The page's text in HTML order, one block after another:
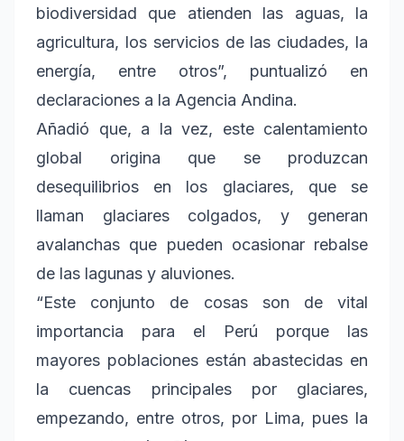
biodiversidad que atienden las aguas, la
agricultura, los servicios de las ciudades, la
energía, entre otros”, puntualizó en
declaraciones a la Agencia Andina.
Añadió que, a la vez, este calentamiento
global origina que se produzcan
desequilibrios en los glaciares, que se
llaman glaciares colgados, y generan
avalanchas que pueden ocasionar rebalse
de las lagunas y aluviones.
“Este conjunto de cosas son de vital
importancia para el Perú porque las
mayores poblaciones están abastecidas en
la cuencas principales por glaciares,
empezando, entre otros, por Lima, pues la